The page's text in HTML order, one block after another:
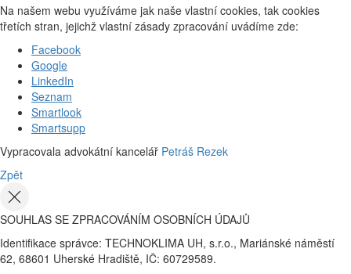
Na našem webu využíváme jak naše vlastní cookies, tak cookies
třetích stran, jejichž vlastní zásady zpracování uvádíme zde:
Facebook
Google
LinkedIn
Seznam
Smartlook
Smartsupp
Vypracovala advokátní kancelář Petráš Rezek
Zpět
SOUHLAS SE ZPRACOVÁNÍM OSOBNÍCH ÚDAJŮ
Identifikace správce: TECHNOKLIMA UH, s.r.o., Mariánské náměstí
62, 68601 Uherské Hradiště, IČ: 60729589.